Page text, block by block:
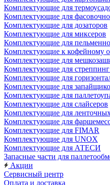
Комплектующие для
Комплектующие для
Комплектующие для дозаторов
Комплектующие для миксеров
Комплектующие для
Комплектующие к кофейному
Комплектующие для
Комплектующие для
Комплектующие для
Комплектующие для
Комплектующие для
Комплектующие для слайсеров
Комплектующие для
Комплектующие для
Комплектующие для FIMAR
Комплектующие для UNOX
Комплектующие для АТЕСИ
Запасные части для
Акции
Сервисный центр
Оплата и доставка